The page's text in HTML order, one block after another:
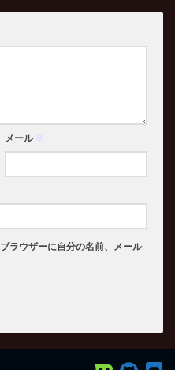
メール ※
ラウザーに自分の名前、メール